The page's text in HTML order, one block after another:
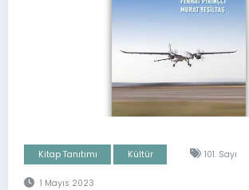
Kitap Tanıtımı Kültür 101. Sayı
1 Mayıs 2023